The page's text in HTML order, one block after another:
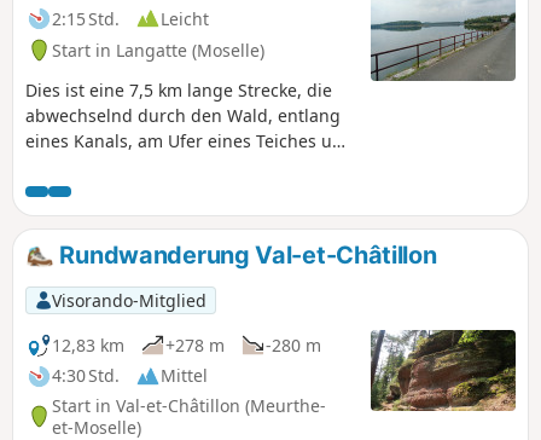
2:15 Std.
Leicht
Start in Langatte (Moselle)
Dies ist eine 7,5 km lange Strecke, die
abwechselnd durch den Wald, entlang
eines Kanals, am Ufer eines Teiches und
führt. Der Höhenunterschied ist sehr
gering, die Wege sind gut ausgebaut
und auch bei Regenwetter begehbar.
Außerdem gibt es Picknickplätze und
Bänke, auf denen man sich ausruhen
kann. Diese kleine Wanderung ist daher
ideal für Familien und stellt keine
Schwierigkeit dar.
Rundwanderung Val-et-Châtillon
Visorando-Mitglied
12,83 km
+278 m
-280 m
4:30 Std.
Mittel
Start in Val-et-Châtillon (Meurthe-
et-Moselle)